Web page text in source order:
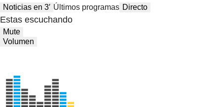
Noticias en 3′ Últimos programas Directo
Estas escuchando
Mute
Volumen